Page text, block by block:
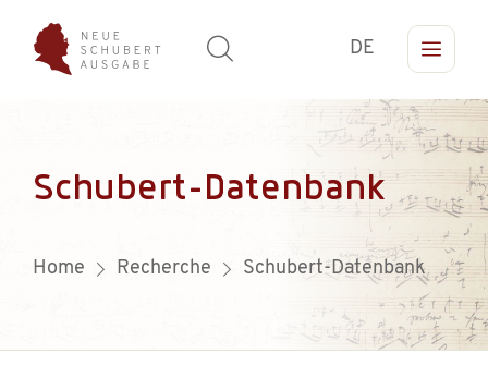
DE
Schubert-Datenbank
Home Recherche Schubert-Datenbank